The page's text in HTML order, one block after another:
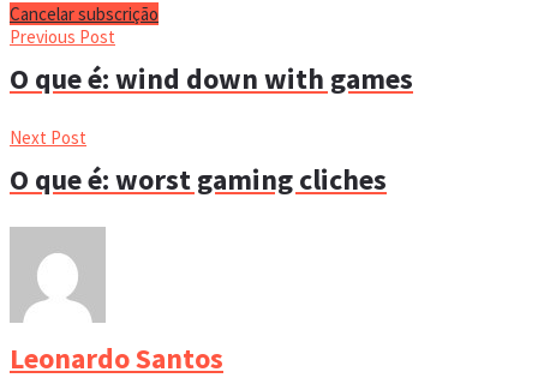
Cancelar subscrição
Previous Post
O que é: wind down with games
Next Post
O que é: worst gaming cliches
Leonardo Santos